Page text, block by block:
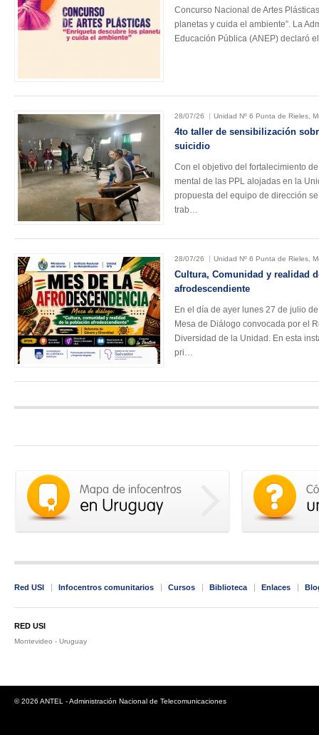
Concurso Nacional de Artes
planetas y cuida el ambiente”. La
Educación Pública (ANEP) declaró
28/07/26 Unidad Nº 6 Punta de Rieles,
4to taller de sensibilización
suicidio
Con el objetivo del fortalecimiento
mental de las PPL alojadas en la
propuesta del equipo de dirección
trab…
28/07/26 Unidad Nº 6 Punta de Rieles,
Cultura, Comunidad y realidad
afrodescendiente
En el día de ayer lunes 27 de julio
Mesa de Diálogo convocada por el
Diversidad de la Unidad. En esta
pri…
Red USI Infocentros comunitarios Cursos Biblioteca Enlaces
RED USI
Montevideo - Uruguay
© 2026 ANTEL - Administración Nacional de Telecomunicaciones